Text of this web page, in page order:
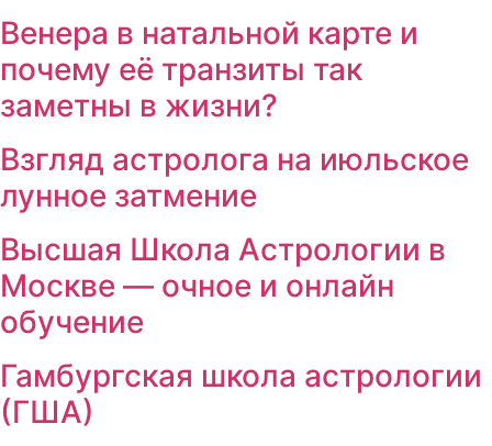
Венера в натальной карте и
почему её транзиты так
заметны в жизни?
Взгляд астролога на июльское
лунное затмение
Высшая Школа Астрологии в
Москве — очное и онлайн
обучение
Гамбургская школа астрологии
(ГША)